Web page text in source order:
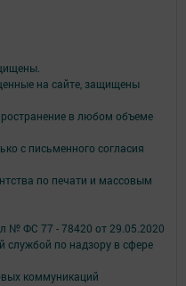
на сайте, защищены
в любом объеме
с письменного согласия
по печати и массовым
№ ФС 77 - 78420 от 29.05.2020
по надзору в сфере
коммуникаций